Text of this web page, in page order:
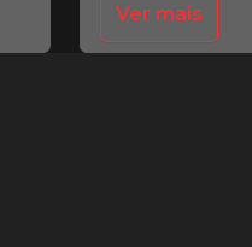
Ver mais